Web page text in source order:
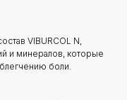
VIBURCOL N,
и минералов, которые
боли.